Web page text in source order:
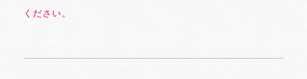
ください。